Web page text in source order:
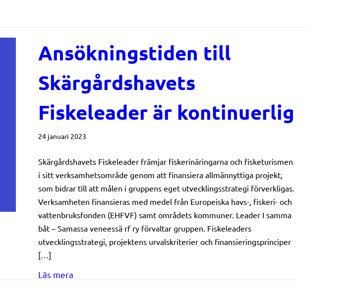
Ansökningstiden till
Skärgårdshavets
Fiskeleader är kontinuerlig
24 januari 2023
Skärgårdshavets Fiskeleader främjar fiskerinäringarna och fisketurismen
i sitt verksamhetsområde genom att finansiera allmännyttiga projekt,
som bidrar till att målen i gruppens eget utvecklingsstrategi förverkligas.
Verksamheten finansieras med medel från Europeiska havs-, fiskeri- och
vattenbruksfonden (EHFVF) samt områdets kommuner. Leader I samma
båt – Samassa veneessä rf ry förvaltar gruppen. Fiskeleaders
utvecklingsstrategi, projektens urvalskriterier och finansieringsprinciper
[…]
Läs mera